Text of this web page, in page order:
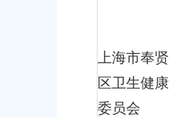
上海市奉贤
区卫生健康
委员会